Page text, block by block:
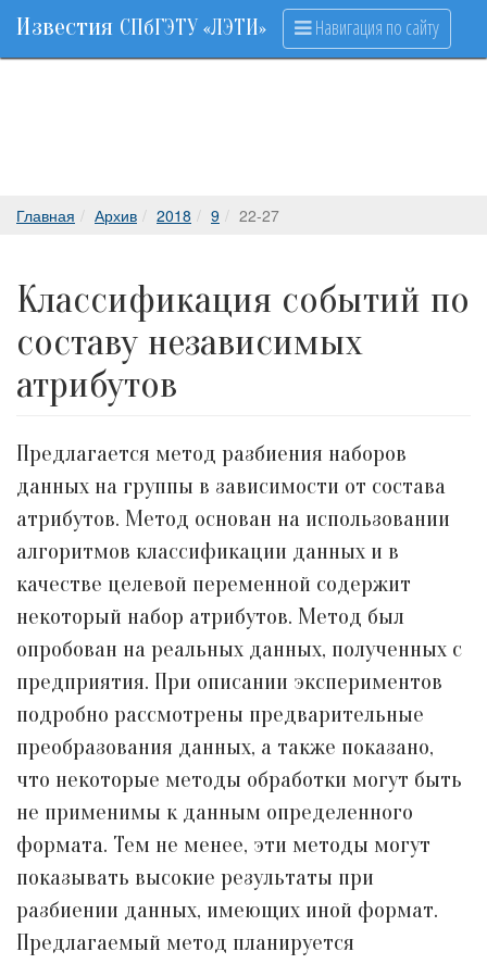
Известия СПбГЭТУ «ЛЭТИ» Навигация по сайту
Главная Архив 2018 9 22-27
Классификация событий по
составу независимых
атрибутов
Предлагается метод разбиения наборов
данных на группы в зависимости от состава
атрибутов. Метод основан на использовании
алгоритмов классификации данных и в
качестве целевой переменной содержит
некоторый набор атрибутов. Метод был
опробован на реальных данных, полученных с
предприятия. При описании экспериментов
подробно рассмотрены предварительные
преобразования данных, а также показано,
что некоторые методы обработки могут быть
не применимы к данным определенного
формата. Тем не менее, эти методы могут
показывать высокие результаты при
разбиении данных, имеющих иной формат.
Предлагаемый метод планируется